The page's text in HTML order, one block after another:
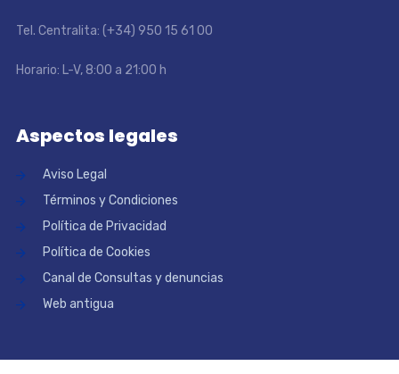
Tel. Centralita: (+34) 950 15 61 00
Horario: L-V, 8:00 a 21:00 h
Aspectos legales
Aviso Legal
Términos y Condiciones
Política de Privacidad
Política de Cookies
Canal de Consultas y denuncias
Web antigua